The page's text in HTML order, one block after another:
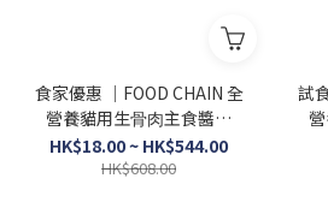
食家優惠 │FOOD CHAIN 全
營養貓⽤⽣⾻⾁主食醬包
80g - 32包優惠裝 (口味自
選)
HK$18.00 ~ HK$544.00
HK$608.00
試